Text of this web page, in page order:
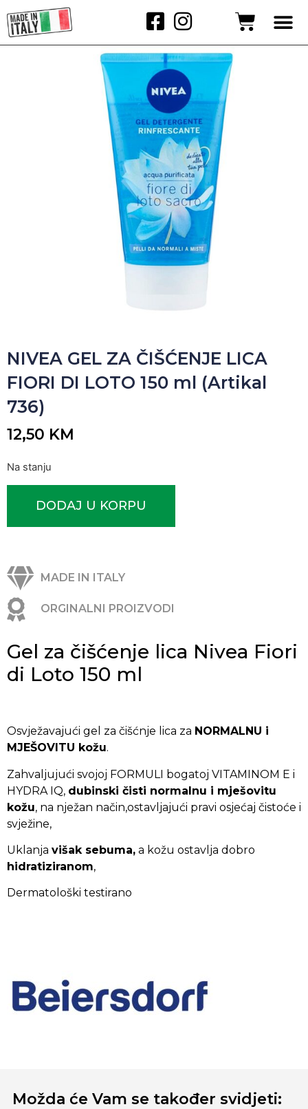
NIVEA GEL ZA ČIŠĆENJE LICA
FIORI DI LOTO 150 ml (Artikal
736)
12,50 KM
Na stanju
DODAJ U KORPU
MADE IN ITALY
ORGINALNI PROIZVODI
Gel za čišćenje lica Nivea Fiori
di Loto 150 ml
Osvježavajući gel za čišćnje lica za NORMALNU i
MJEŠOVITU kožu.
Zahvaljujući svojoj FORMULI bogatoj VITAMINOM E i
HYDRA IQ, dubinski čisti normalnu i mješovitu
kožu, na nježan način,ostavljajući pravi osjećaj čistoće i
svježine,
Uklanja višak sebuma, a kožu ostavlja dobro
hidratiziranom,
Dermatološki testirano
Možda će Vam se također svidjeti: